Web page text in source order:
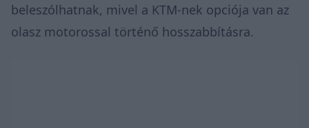
beleszólhatnak, mivel a KTM-nek opciója van az
olasz motorossal történő hosszabbításra.